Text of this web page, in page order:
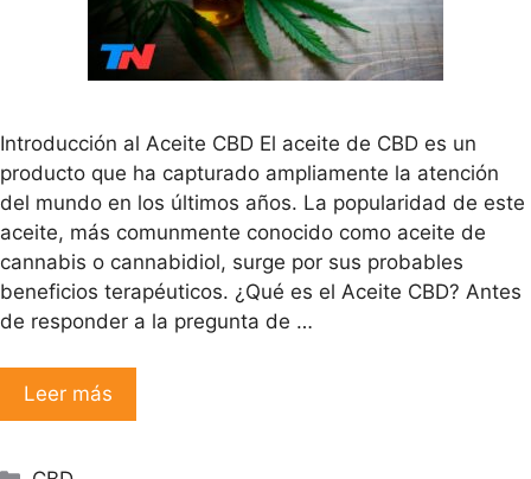
Introducción al Aceite CBD El aceite de CBD es un
producto que ha capturado ampliamente la atención
del mundo en los últimos años. La popularidad de este
aceite, más comunmente conocido como aceite de
cannabis o cannabidiol, surge por sus probables
beneficios terapéuticos. ¿Qué es el Aceite CBD? Antes
de responder a la pregunta de …
Leer más
Categorías